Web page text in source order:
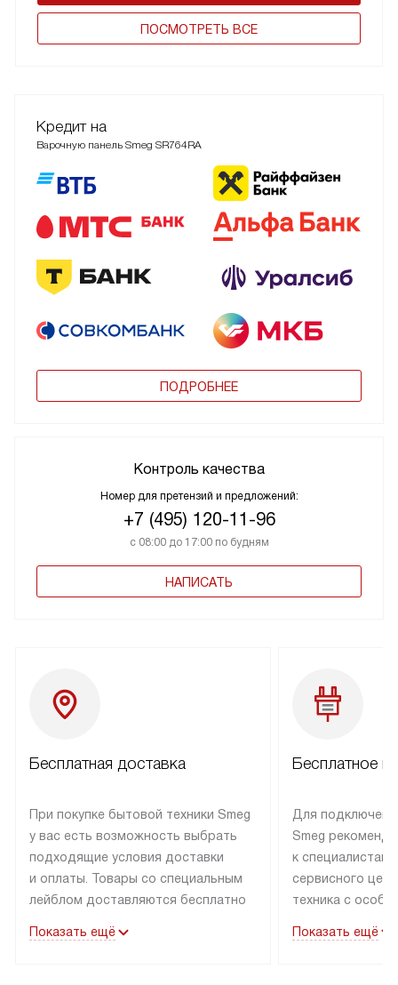
ПОCМОТРЕТЬ ВСЕ
Кредит на
Варочную панель Smeg SR764RA
ПОДРОБНЕЕ
Контроль качества
Номер для претензий и предложений:
+7 (495) 120-11-96
с 08:00 до 17:00 по будням
НАПИСАТЬ
Бесплатная доставка
При покупке бытовой техники Smeg
у вас есть возможность выбрать
подходящие условия доставки
и оплаты. Товары со специальным
лейблом доставляются бесплатно
до подъезда. Доставка за пределы
Показать ещё
Бесплатное
Для
Smeg
к специалистам
сервисного
техника с
коммуникациям.
Показать ещё